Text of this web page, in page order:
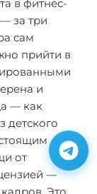
в фитнес-
за три
сам
прийти в
и
— как
детского
от
—